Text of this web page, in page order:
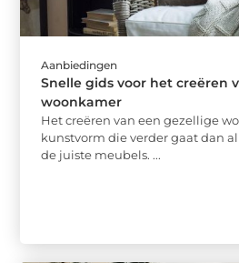
Aanbiedingen
Snelle gids voor het creëren
woonkamer
Het creëren van een gezellige
kunstvorm die verder gaat dan
de juiste meubels. ...